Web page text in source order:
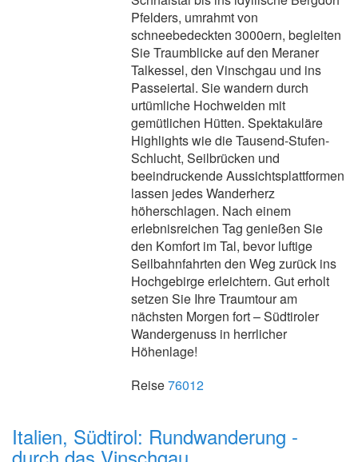
Pfelders, umrahmt von
schneebedeckten 3000ern, begleiten
Sie Traumblicke auf den Meraner
Talkessel, den Vinschgau und ins
Passeiertal. Sie wandern durch
urtümliche Hochweiden mit
gemütlichen Hütten. Spektakuläre
Highlights wie die Tausend-Stufen-
Schlucht, Seilbrücken und
beeindruckende Aussichtsplattformen
lassen jedes Wanderherz
höherschlagen. Nach einem
erlebnisreichen Tag genießen Sie
den Komfort im Tal, bevor luftige
Seilbahnfahrten den Weg zurück ins
Hochgebirge erleichtern. Gut erholt
setzen Sie Ihre Traumtour am
nächsten Morgen fort – Südtiroler
Wandergenuss in herrlicher
Höhenlage!
Reise76012
Italien, Südtirol: Rundwanderung -